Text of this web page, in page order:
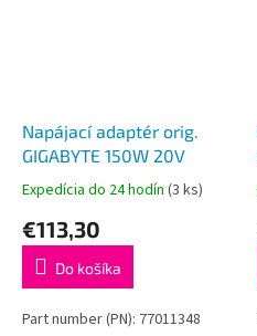
Napájací adaptér orig.
GIGABYTE 150W 20V
Expedícia do 24 hodín (3 ks)
€113,30
Do košíka
Part number (PN): 77011348